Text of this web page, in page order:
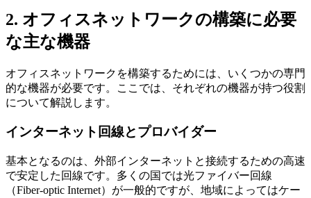
2. オフィスネットワークの構築に必要
な主な機器
オフィスネットワークを構築するためには、いくつかの専門
的な機器が必要です。ここでは、それぞれの機器が持つ役割
について解説します。
インターネット回線とプロバイダー
基本となるのは、外部インターネットと接続するための高速
で安定した回線です。多くの国では光ファイバー回線
（Fiber-optic Internet）が一般的ですが、地域によってはケー